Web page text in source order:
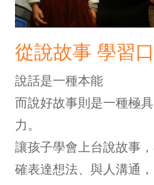
從說故事 學習
說話是一種本能
而說好故事則是一種極
力。
讓孩子學會上台說故事
確表達想法、與人溝通